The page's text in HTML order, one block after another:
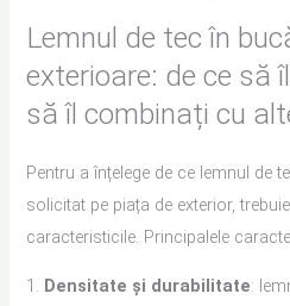
Lemnul de tec în
exterioare: de ce să
să îl combinați cu
Pentru a înțelege de ce lemnul de
solicitat pe piața de exterior,
caracteristicile. Principalele
1. Densitate și durabilitate: